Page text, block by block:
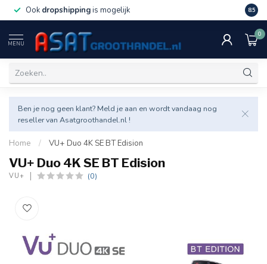
Ook dropshippingis mogelijk Veel
8.5
MENU
0
Ben je nog geen klant? Meld je aan en wordt vandaag nog
reseller van Asatgroothandel.nl !
Home / VU+ Duo 4K SE BT Edision
VU+ Duo 4K SE BT Edision
VU+ (0)